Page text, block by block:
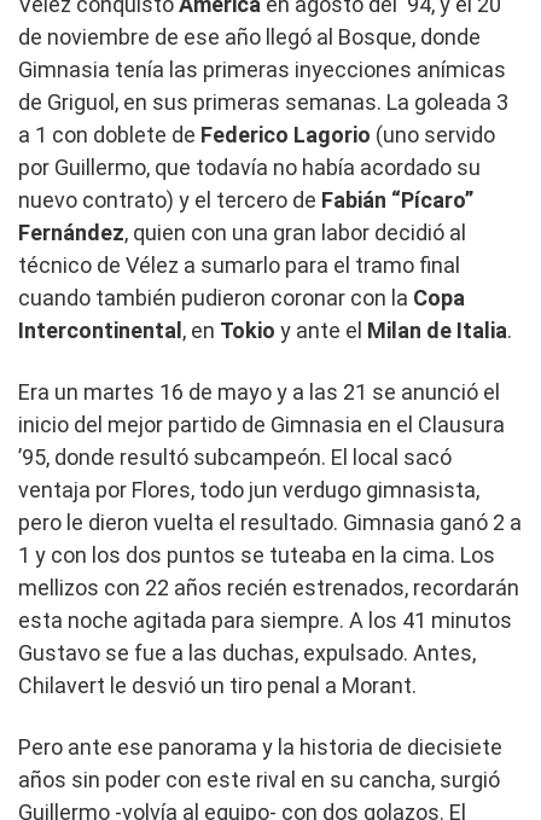
de noviembre de ese año llegó al Bosque, donde
Gimnasia tenía las primeras inyecciones anímicas
de Griguol, en sus primeras semanas. La goleada 3
a 1 con doblete de Federico Lagorio (uno servido
por Guillermo, que todavía no había acordado su
nuevo contrato) y el tercero de Fabián “Pícaro”
Fernández, quien con una gran labor decidió al
técnico de Vélez a sumarlo para el tramo final
cuando también pudieron coronar con la Copa
Intercontinental, en Tokio y ante el Milan de Italia.
Era un martes 16 de mayo y a las 21 se anunció el
inicio del mejor partido de Gimnasia en el Clausura
’95, donde resultó subcampeón. El local sacó
ventaja por Flores, todo jun verdugo gimnasista,
pero le dieron vuelta el resultado. Gimnasia ganó 2 a
1 y con los dos puntos se tuteaba en la cima. Los
mellizos con 22 años recién estrenados, recordarán
esta noche agitada para siempre. A los 41 minutos
Gustavo se fue a las duchas, expulsado. Antes,
Chilavert le desvió un tiro penal a Morant.
Pero ante ese panorama y la historia de diecisiete
años sin poder con este rival en su cancha, surgió
Guillermo -volvía al equipo- con dos golazos. El